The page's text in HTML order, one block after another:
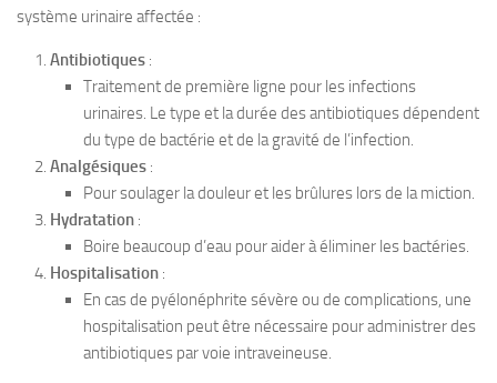
système urinaire affectée :
Antibiotiques :
Traitement de première ligne pour les infections
urinaires. Le type et la durée des antibiotiques dépendent
du type de bactérie et de la gravité de l’infection.
Analgésiques :
Pour soulager la douleur et les brûlures lors de la miction.
Hydratation :
Boire beaucoup d’eau pour aider à éliminer les bactéries.
Hospitalisation :
En cas de pyélonéphrite sévère ou de complications, une
hospitalisation peut être nécessaire pour administrer des
antibiotiques par voie intraveineuse.